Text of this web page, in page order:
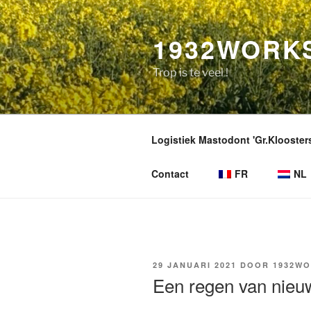
Naar
de
inhoud
overgaan
Trop is te veel !
Logistiek Mastodont
Contact FR NL
GEPLAATST
29 JANUARI 2021 DOOR
Een regen van